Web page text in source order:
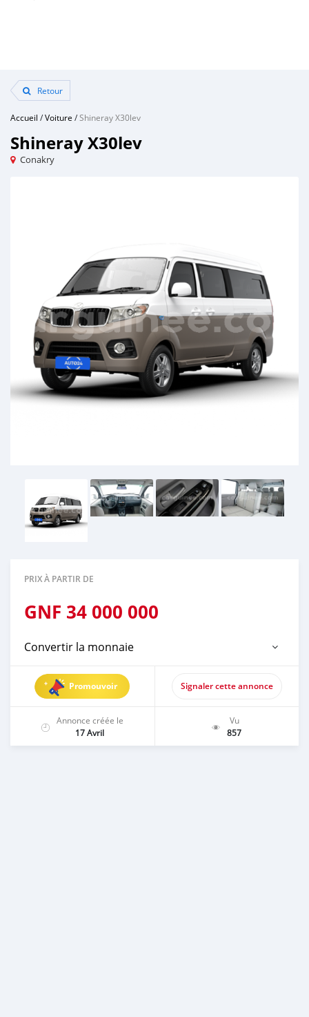
Retour
Accueil /Voiture /Shineray X30lev
Shineray X30lev
Conakry
PRIX À PARTIR DE
GNF 34 000 000
Convertir la monnaie
Promouvoir Signaler cette annonce
Annonce créée le
17 Avril
Vu
857